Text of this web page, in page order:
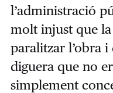
l’administració
molt injust que
paralitzar l’obra
diguera que no
simplement